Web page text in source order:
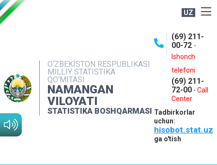
UZ
O‘ZBEKISTON RESPUBLIKASI
MILLIY STATISTIKA
QO‘MITASI
NAMANGAN
VILOYATI
STATISTIKA BOSHQARMASI
(69) 211-
00-72 -
Ishonch
telefoni
(69) 211-
72-00 - Call
Center
Tadbirkorlar
uchun:
hisobot.stat.uz
ga o'tish
NASHRLAR
INTERAKTIV XIZMATLAR
MATBUOT XIZMATI
MUROJAATLAR